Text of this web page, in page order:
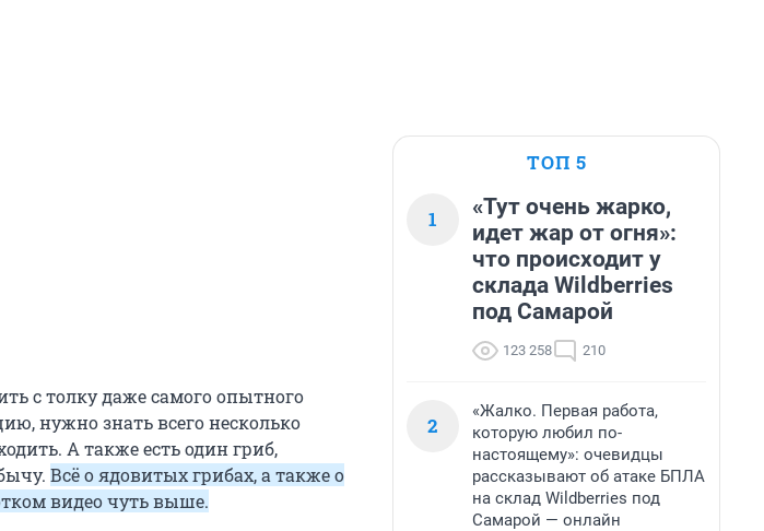
с толку даже самого опытного
нужно знать всего несколько
А также есть один гриб,
Всё о ядовитых грибах, а также о
видео чуть выше.
ТОП 5
1
«Тут очень жарко,
идет жар от огня»:
что происходит у
склада Wildberries
под Самарой
123 258 210
2
«Жалко. Первая работа,
которую любил по-
настоящему»: очевидцы
рассказывают об атаке БПЛА
на склад Wildberries под
Самарой — онлайн